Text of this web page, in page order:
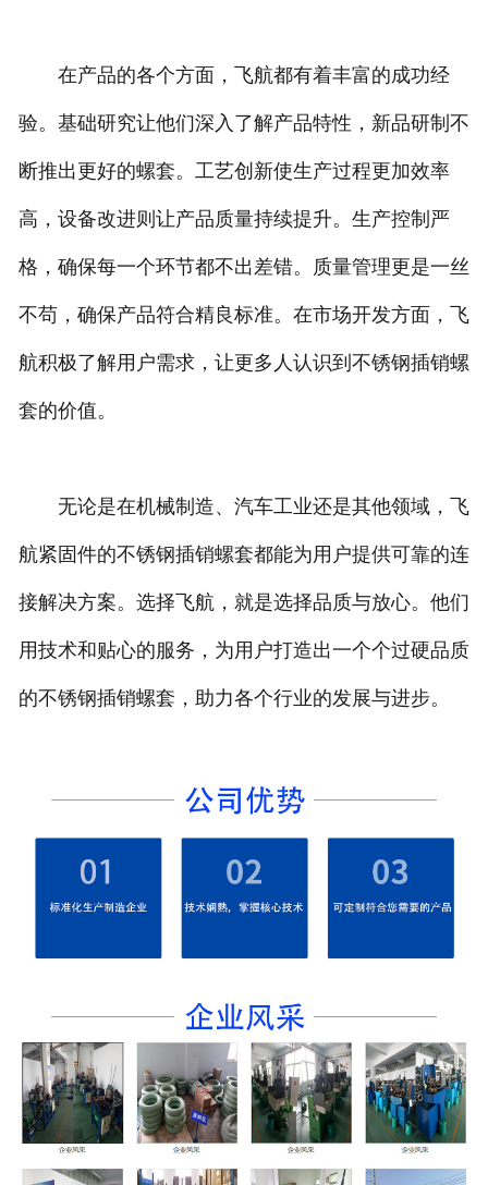
在产品的各个方面，飞航都有着丰富的成功经
验。基础研究让他们深入了解产品特性，新品研制不
断推出更好的螺套。工艺创新使生产过程更加效率
高，设备改进则让产品质量持续提升。生产控制严
格，确保每一个环节都不出差错。质量管理更是一丝
不苟，确保产品符合精良标准。在市场开发方面，飞
航积极了解用户需求，让更多人认识到不锈钢插销螺
套的价值。
无论是在机械制造、汽车工业还是其他领域，飞
航紧固件的不锈钢插销螺套都能为用户提供可靠的连
接解决方案。选择飞航，就是选择品质与放心。他们
用技术和贴心的服务，为用户打造出一个个过硬品质
的不锈钢插销螺套，助力各个行业的发展与进步。